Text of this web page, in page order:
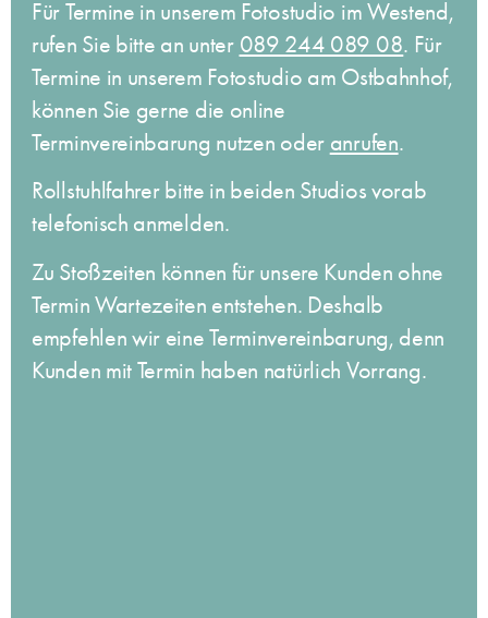
Für Termine in unserem Fotostudio im Westend,
rufen Sie bitte an unter 089 244 089 08. Für
Termine in unserem Fotostudio am Ostbahnhof,
können Sie gerne die online
Terminvereinbarung nutzen oder anrufen.
Rollstuhlfahrer bitte in beiden Studios vorab
telefonisch anmelden.
Zu Stoßzeiten können für unsere Kunden ohne
Termin Wartezeiten entstehen. Deshalb
empfehlen wir eine Terminvereinbarung, denn
Kunden mit Termin haben natürlich Vorrang.